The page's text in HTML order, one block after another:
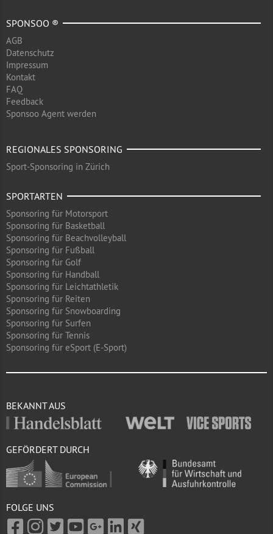
SPONSOO ®
AGB
Datenschutz
Impressum
Kontakt
FAQ
Feedback
Sponsoo Agent werden
REGIONALES SPONSORING
Sport-Sponsoring in Zürich
SPORTARTEN
Sponsoring für Motorsport
Sponsoring für Basketball
Sponsoring für Beachvolleyball
Sponsoring für Fußball
Sponsoring für Golf
Sponsoring für Handball
Sponsoring für Leichtathletik
Sponsoring für Reiten
Sponsoring für Snowboarding
Sponsoring für Surfen
Sponsoring für Tennis
Sponsoring für eSport (E-Sport)
BEKANNT AUS
GEFÖRDERT DURCH
FOLGE UNS